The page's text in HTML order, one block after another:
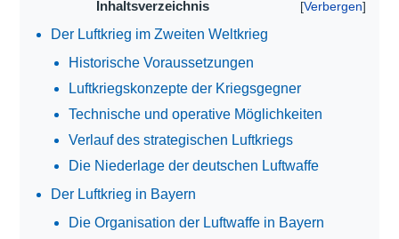
Inhaltsverzeichnis
Der Luftkrieg im Zweiten Weltkrieg
Historische Voraussetzungen
Luftkriegskonzepte der Kriegsgegner
Technische und operative Möglichkeiten
Verlauf des strategischen Luftkriegs
Die Niederlage der deutschen Luftwaffe
Der Luftkrieg in Bayern
Die Organisation der Luftwaffe in Bayern